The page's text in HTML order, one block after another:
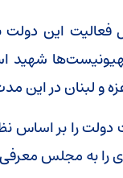
فعالیت این
شهید
و لبنان در این
را بر اساس
را به مجلس